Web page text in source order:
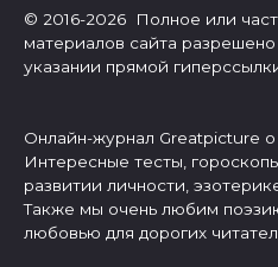
© 2016-2026 Полное или
материалов сайта
указании прямой
Онлайн-журнал Greatpicture
Интересные тесты,
развитии личности,
Также мы очень любим
любовью для дорогих